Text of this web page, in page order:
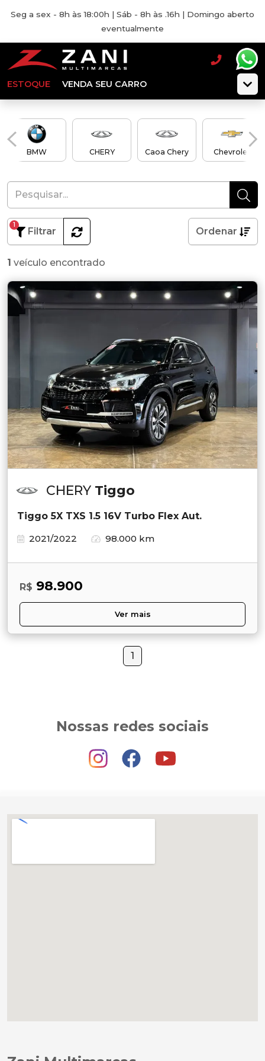
Seg a sex - 8h às 18:00h | Sáb - 8h às .16h | Domingo aberto
eventualmente
ESTOQUE VENDA SEU CARRO
BMW CHERY Caoa Chery Chevrolet
Filtrar
1
Ordenar
1 veículo encontrado
CHERY Tiggo
Tiggo 5X TXS 1.5 16V Turbo Flex Aut.
2021/2022
98.000 km
R$ 98.900
Ver mais
1
Nossas redes sociais